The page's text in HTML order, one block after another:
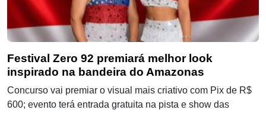
Festival Zero 92 premiará melhor look
inspirado na bandeira do Amazonas
Concurso vai premiar o visual mais criativo com Pix de R$
600; evento terá entrada gratuita na pista e show das